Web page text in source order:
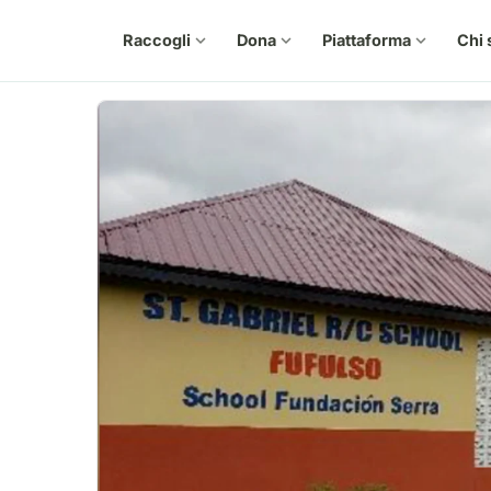
Raccogli expand_more Dona expand_more Piattaforma expand_more Chi